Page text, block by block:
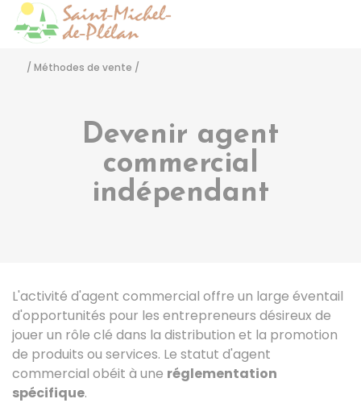
/ Méthodes de vente /
Devenir agent
commercial
indépendant
L'activité d'agent commercial offre un large éventail
d'opportunités pour les entrepreneurs désireux de
jouer un rôle clé dans la distribution et la promotion
de produits ou services. Le statut d'agent
commercial obéit à une réglementation
spécifique.